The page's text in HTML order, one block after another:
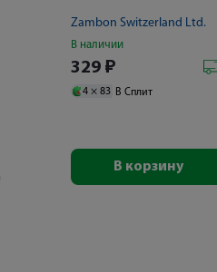
Zambon Switzerland Ltd.
В наличии
329 ₽
4 × 83 В Сплит
В корзину